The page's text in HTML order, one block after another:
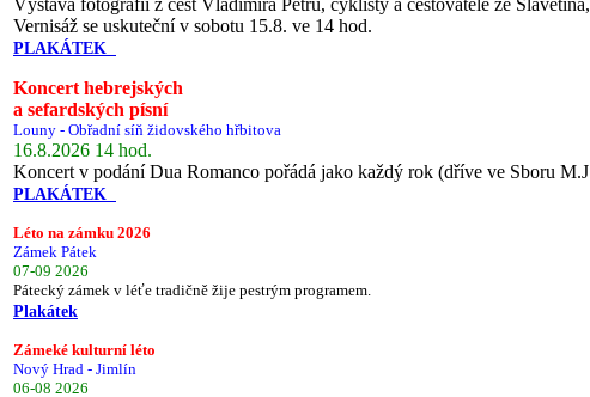
Vernisáž se uskuteční v sobotu 15.8. ve 14 hod.
PLAKÁTEK
Koncert hebrejských
a sefardských písní
Louny - Obřadní síň židovského hřbitova
16.8.2026 14 hod.
Koncert v podání Dua Romanco pořádá jako každý rok (dříve ve Sboru
PLAKÁTEK
Léto na zámku 2026
Zámek Pátek
07-09 2026
Pátecký zámek v léťe tradičně žije pestrým programem.
Plakátek
Zámeké kulturní léto
Nový Hrad - Jimlín
06-08 2026